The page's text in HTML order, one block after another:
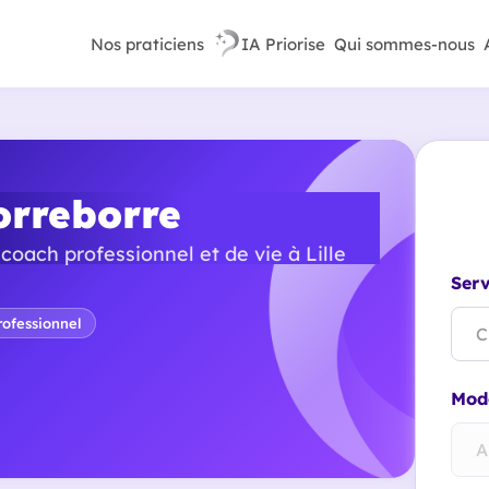
Nos praticiens IA Priorise Qui sommes-nous
coach professionnel et de vie à Lille